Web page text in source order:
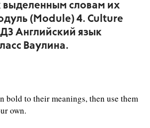
выделенным словам их
(Module) 4. Culture
Английский язык
Ваулина.
bold to their meanings, then use them
own.